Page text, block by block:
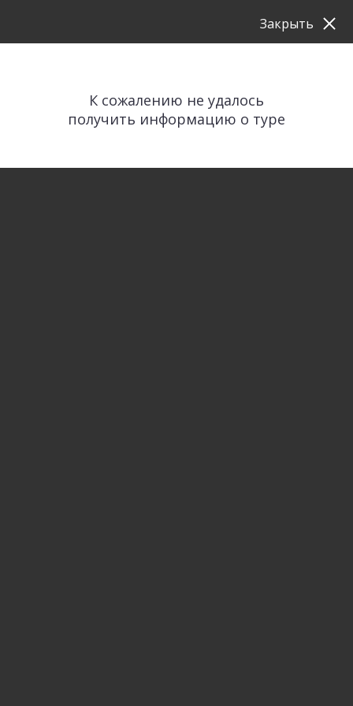
К сожалению не удалось
получить информацию о туре
Закрыть